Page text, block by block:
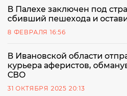
В Палехе заключен под
сбивший пешехода и
8 ФЕВРАЛЯ 16:56
В Ивановской области
курьера аферистов,
СВО
31 ОКТЯБРЯ 2025 20:13